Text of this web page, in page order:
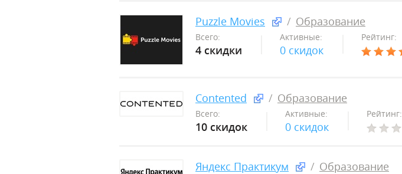
Puzzle Movies Образование
Всего:
4 скидки
Активные:
0 скидок
Рейтинг:
Contented Образование
Всего:
10 скидок
Активные:
0 скидок
Рейтинг:
Яндекс Практикум Образование